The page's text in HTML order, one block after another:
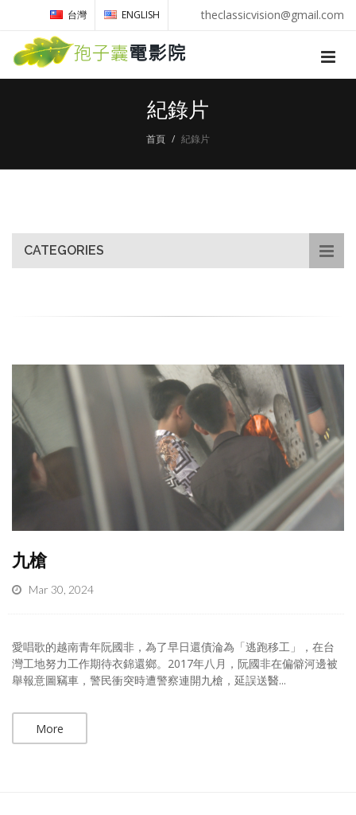
theclassicvision@gmail.com
台灣 ENGLISH
紀錄片
首頁 紀錄片
CATEGORIES
九槍
Mar 30, 2024
愛唱歌的越南青年阮國非，為了早日還債淪為「逃跑移工」，在台
灣工地努力工作期待衣錦還鄉。2017年八月，阮國非在偏僻河邊被
舉報意圖竊車，警民衝突時遭警察連開九槍，延誤送醫...
More